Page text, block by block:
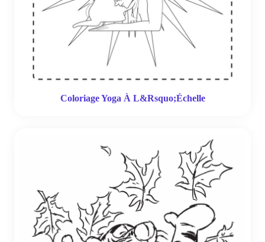
Coloriage Yoga À L&Rsquo;Échelle